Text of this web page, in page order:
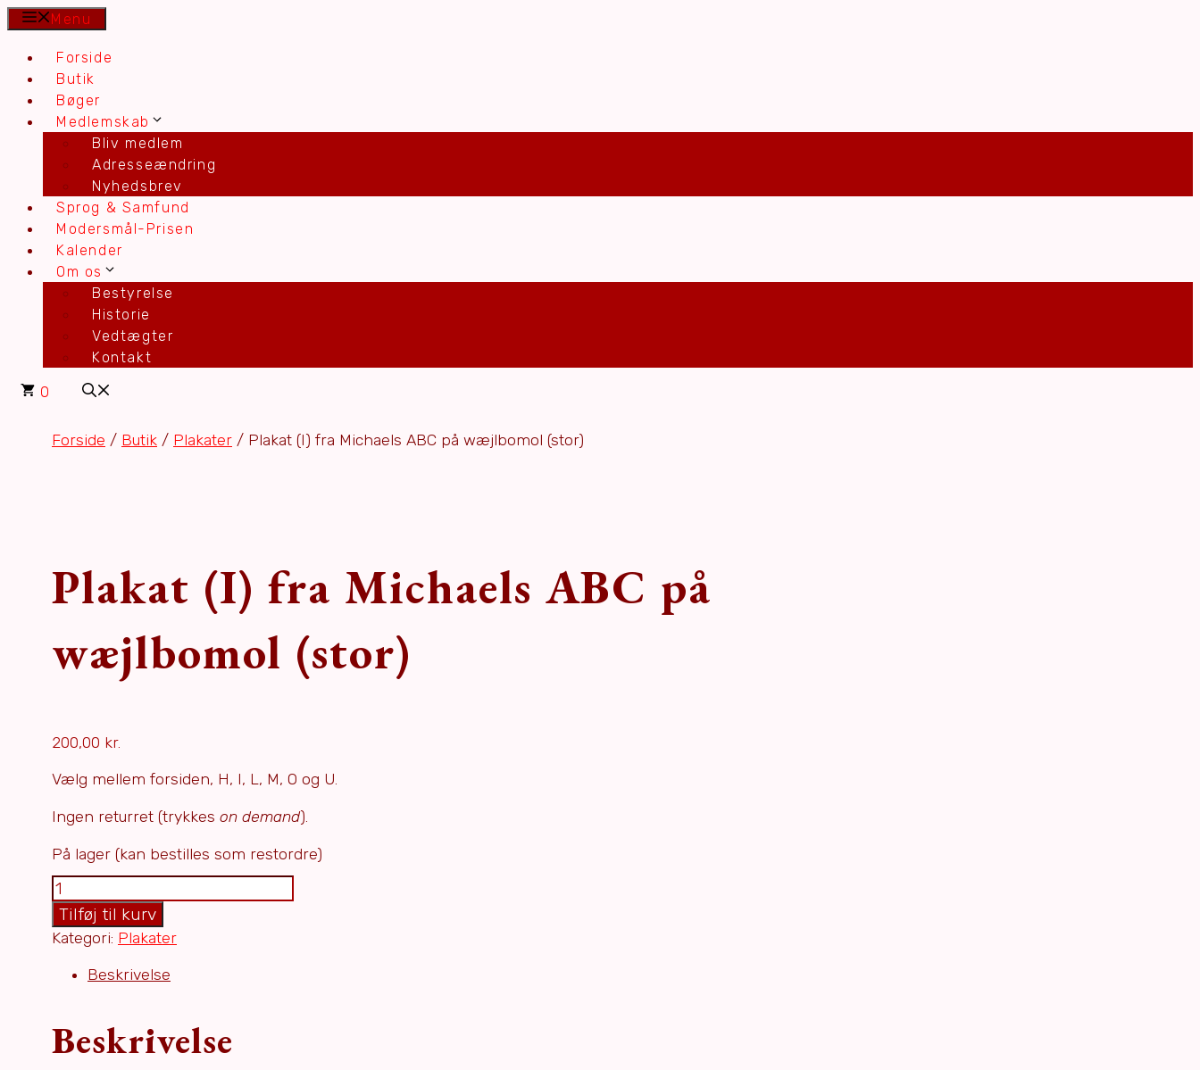
Hop
indhold
Menu
Forside
Butik
Bøger
Medlemskab
Bliv medlem
Adresseændring
Nyhedsbrev
Sprog & Samfund
Modersmål-Prisen
Kalender
Om os
Bestyrelse
Historie
Vedtægter
Kontakt
0
Forside / Butik / Plakater / Plakat (I) fra Michaels ABC på wæjlbomol (stor)
Plakat (I) fra Michaels ABC på
wæjlbomol (stor)
200,00 kr.
Vælg mellem forsiden, H, I, L, M, O og U.
Ingen returret (trykkes on demand).
På lager (kan bestilles som restordre)
Plakat
(I)
fra
Michaels
ABC
(stor)
antal
Tilføj til kurv
Kategori: Plakater
Beskrivelse
Beskrivelse